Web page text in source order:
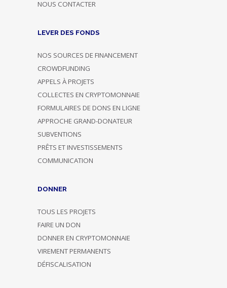
NOUS CONTACTER
LEVER DES FONDS
NOS SOURCES DE FINANCEMENT
CROWDFUNDING
APPELS À PROJETS
COLLECTES EN CRYPTOMONNAIE
FORMULAIRES DE DONS EN LIGNE
APPROCHE GRAND-DONATEUR
SUBVENTIONS
PRÊTS ET INVESTISSEMENTS
COMMUNICATION
DONNER
TOUS LES PROJETS
FAIRE UN DON
DONNER EN CRYPTOMONNAIE
VIREMENT PERMANENTS
DÉFISCALISATION